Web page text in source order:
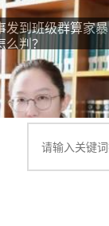
发到班级群算家暴
判？